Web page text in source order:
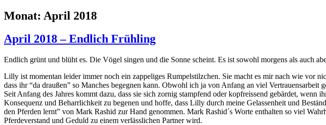
Monat: April 2018
April 2018 – Endlich Frühling
Endlich grünt und blüht es. Die Vögel singen und die Sonne scheint. Es ist sowohl morgens als auch
Lilly ist momentan leider immer noch ein zappeliges Rumpelstilzchen. Sie macht es mir nach wie vor
dass ihr “da draußen” so Manches begegnen kann. Obwohl ich ja von Anfang an viel
Seit Anfang des Jahres kommt dazu, dass sie sich zornig stampfend oder kopfreissend gebärdet,
Konsequenz und Beharrlichkeit zu begenen und hoffe, dass Lilly durch meine Gelassenheit und
den Pferden lernt” von Mark Rashid zur Hand genommen. Mark Rashid´s Worte enthalten so viel
Pferdeverstand und Geduld zu einem verlässlichen Partner wird.